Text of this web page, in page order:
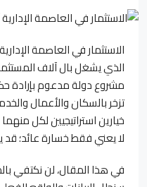
الاستثمار في العاصمة
الذي يشغل بال آلاف
مشروع دولة مدعوم بإرادة
تزخر بالسكان والأعمال
خيارين استراتيجيين لكل
لا يعني فقط خسارة عائد؛
في هذا المقال، لن نكتفي